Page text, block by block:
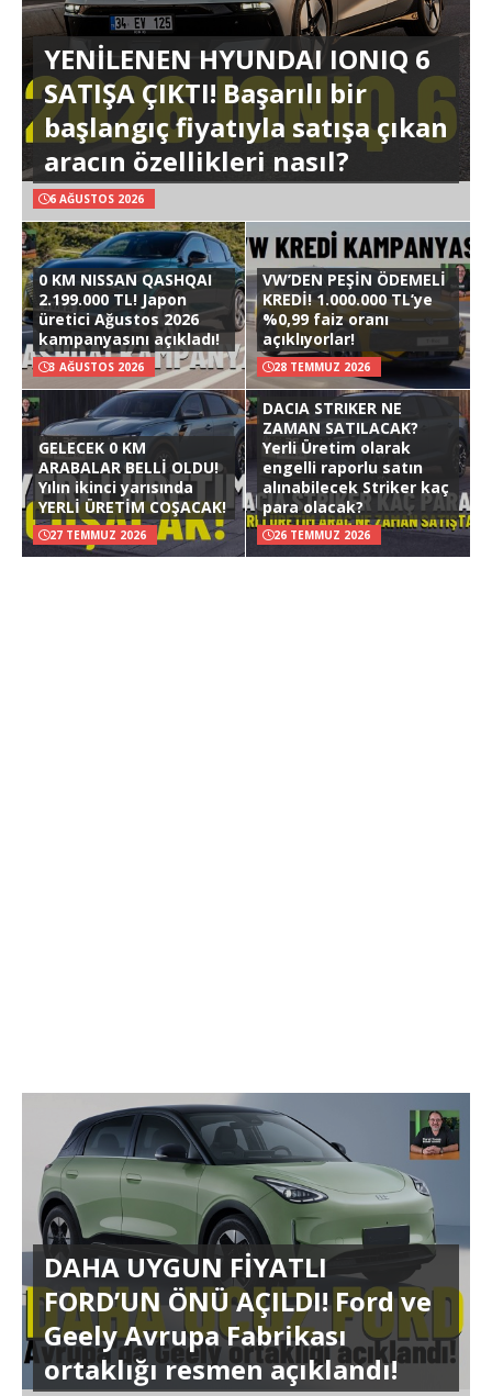
YENİLENEN HYUNDAI IONIQ 6
SATIŞA ÇIKTI! Başarılı bir
başlangıç fiyatıyla satışa çıkan
aracın özellikleri nasıl?
6 AĞUSTOS 2026
0 KM NISSAN QASHQAI
2.199.000 TL! Japon
üretici Ağustos 2026
kampanyasını açıkladı!
3 AĞUSTOS 2026
VW’DEN PEŞİN ÖDEMELİ
KREDİ! 1.000.000 TL’ye
%0,99 faiz oranı
açıklıyorlar!
28 TEMMUZ 2026
GELECEK 0 KM
ARABALAR BELLİ OLDU!
Yılın ikinci yarısında
YERLİ ÜRETİM COŞACAK!
27 TEMMUZ 2026
DACIA STRIKER NE
ZAMAN SATILACAK?
Yerli Üretim olarak
engelli raporlu satın
alınabilecek Striker kaç
para olacak?
26 TEMMUZ 2026
DAHA UYGUN FİYATLI
FORD’UN ÖNÜ AÇILDI! Ford ve
Geely Avrupa Fabrikası
ortaklığı resmen açıklandı!